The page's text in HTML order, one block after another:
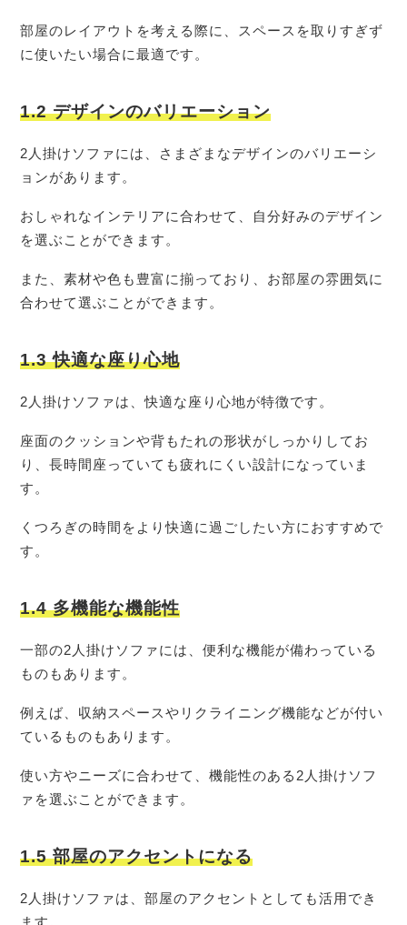
部屋のレイアウトを考える際に、スペースを取りすぎず
に使いたい場合に最適です。
1.2 デザインのバリエーション
2人掛けソファには、さまざまなデザインのバリエーシ
ョンがあります。
おしゃれなインテリアに合わせて、自分好みのデザイン
を選ぶことができます。
また、素材や色も豊富に揃っており、お部屋の雰囲気に
合わせて選ぶことができます。
1.3 快適な座り心地
2人掛けソファは、快適な座り心地が特徴です。
座面のクッションや背もたれの形状がしっかりしてお
り、長時間座っていても疲れにくい設計になっていま
す。
くつろぎの時間をより快適に過ごしたい方におすすめで
す。
1.4 多機能な機能性
一部の2人掛けソファには、便利な機能が備わっている
ものもあります。
例えば、収納スペースやリクライニング機能などが付い
ているものもあります。
使い方やニーズに合わせて、機能性のある2人掛けソフ
ァを選ぶことができます。
1.5 部屋のアクセントになる
2人掛けソファは、部屋のアクセントとしても活用でき
ます。